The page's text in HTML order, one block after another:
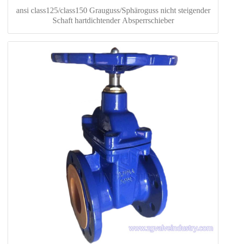
ansi class125/class150 Grauguss/Sphäroguss nicht steigender
Schaft hartdichtender Absperrschieber